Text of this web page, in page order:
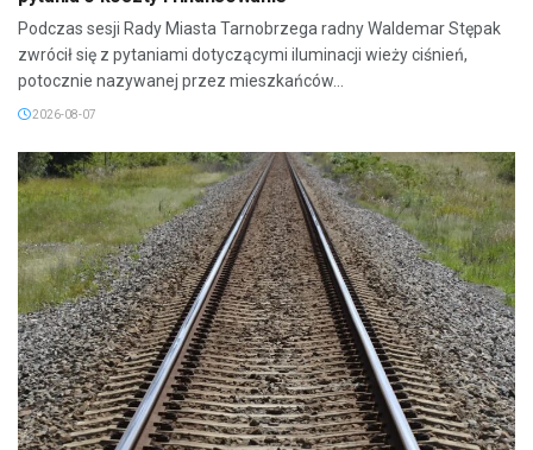
Podczas sesji Rady Miasta Tarnobrzega radny Waldemar Stępak
zwrócił się z pytaniami dotyczącymi iluminacji wieży ciśnień,
potocznie nazywanej przez mieszkańców...
2026-08-07